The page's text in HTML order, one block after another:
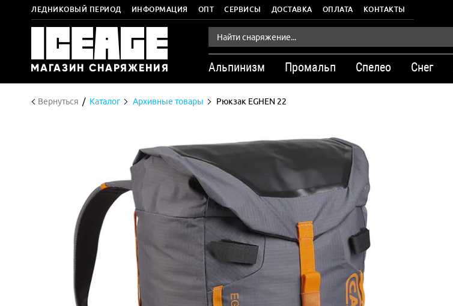
ЛЕДНИКОВЫЙ ПЕРИОД ИНФОРМАЦИЯ ОПТ СЕРВИСЫ ДОСТАВКА ОПЛАТА КОНТАКТЫ
Альпинизм Промальп Спелео Снег
Вернуться Каталог Архивные товары Рюкзак EGHEN 22